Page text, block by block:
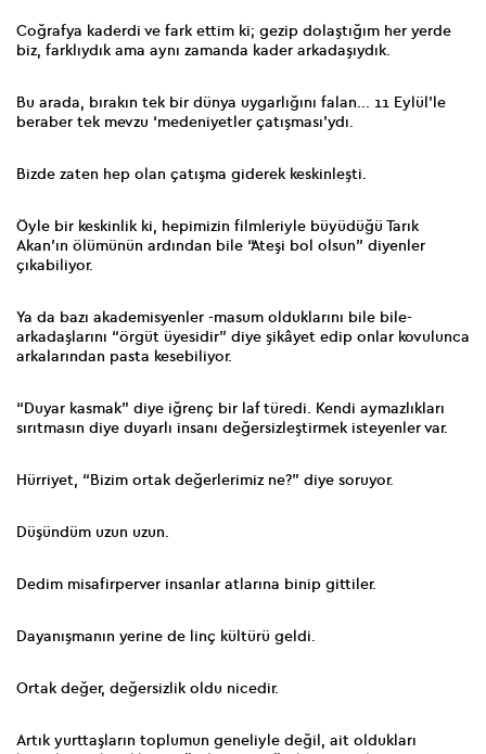
Coğrafya kaderdi ve fark ettim ki; gezip dolaştığım her yerde
biz, farklıydık ama aynı zamanda kader arkadaşıydık.
Bu arada, bırakın tek bir dünya uygarlığını falan... 11 Eylül’le
beraber tek mevzu ‘medeniyetler çatışması’ydı.
Bizde zaten hep olan çatışma giderek keskinleşti.
Öyle bir keskinlik ki, hepimizin filmleriyle büyüdüğü Tarık
Akan’ın ölümünün ardından bile “Ateşi bol olsun” diyenler
çıkabiliyor.
Ya da bazı akademisyenler -masum olduklarını bile bile-
arkadaşlarını “örgüt üyesidir” diye şikâyet edip onlar kovulunca
arkalarından pasta kesebiliyor.
“Duyar kasmak” diye iğrenç bir laf türedi. Kendi aymazlıkları
sırıtmasın diye duyarlı insanı değersizleştirmek isteyenler var.
Hürriyet, “Bizim ortak değerlerimiz ne?” diye soruyor.
Düşündüm uzun uzun.
Dedim misafirperver insanlar atlarına binip gittiler.
Dayanışmanın yerine de linç kültürü geldi.
Ortak değer, değersizlik oldu nicedir.
Artık yurttaşların toplumun geneliyle değil, ait oldukları